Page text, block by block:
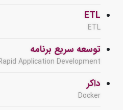
ETL
ETL
توسعه سریع برنامه
Rapid Application Development
داکر
Docker